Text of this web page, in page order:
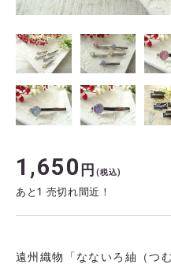
1,650 円 (税込)
あと1 売切れ間近！
遠州織物「なないろ紬（つ